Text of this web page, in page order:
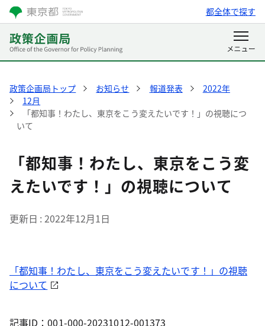
都全体で探す
政策企画局トップ お知らせ 報道発表
2022年
12月
「都知事！わたし、東京をこう変えたいです！」の視聴につ
いて
「都知事！わたし、東京をこう変
えたいです！」の視聴について
更新日 2022年12月1日
「都知事！わたし、東京をこう変えたいです！」の視聴
について
記事ID：001-000-20231012-001373